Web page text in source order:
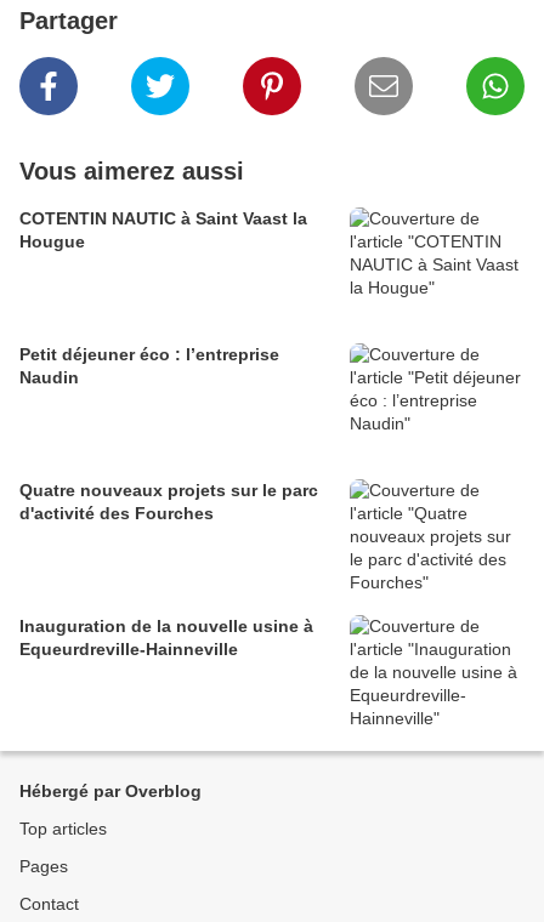
Partager
Vous aimerez aussi
COTENTIN NAUTIC à Saint Vaast la
Hougue
Petit déjeuner éco : l’entreprise
Naudin
Quatre nouveaux projets sur le parc
d'activité des Fourches
Inauguration de la nouvelle usine à
Equeurdreville-Hainneville
Hébergé par Overblog
Top articles
Pages
Contact